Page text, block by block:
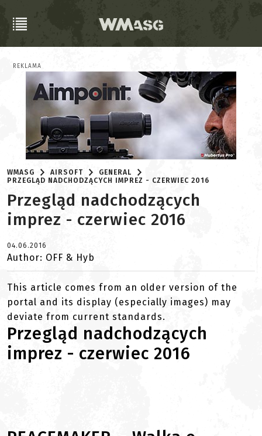
REKLAMA
WMASG AIRSOFT
GENERAL
PRZEGLĄD NADCHODZĄCYCH IMPREZ - CZERWIEC 2016
Przegląd nadchodzących
imprez - czerwiec 2016
04.06.2016
Author: OFF & Hyb
This article comes from an older version of the
portal and its display (especially images) may
deviate from current standards.
Przegląd nadchodzących
imprez - czerwiec 2016